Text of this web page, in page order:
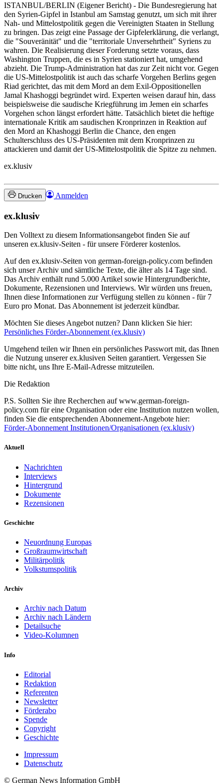
ISTANBUL/BERLIN (Eigener Bericht) - Die Bundesregierung hat
den Syrien-Gipfel in Istanbul am Samstag genutzt, um sich mit ihrer
Nah- und Mittelostpolitik gegen die Vereinigten Staaten in Stellung
zu bringen. Das zeigt eine Passage der Gipfelerklärung, die verlangt,
die "Souveränität" und die "territoriale Unversehrtheit" Syriens zu
wahren. Die Realisierung dieser Forderung setzte voraus, dass
Washington Truppen, die es in Syrien stationiert hat, umgehend
abzieht. Die Trump-Administration hat das zur Zeit nicht vor. Gegen
die US-Mittelostpolitik ist auch das scharfe Vorgehen Berlins gegen
Riad gerichtet, das mit dem Mord an dem Exil-Oppositionellen
Jamal Khashoggi begründet wird. Experten weisen darauf hin, dass
beispielsweise die saudische Kriegführung im Jemen ein scharfes
Vorgehen schon längst erfordert hätte. Tatsächlich bietet die heftige
internationale Kritik am saudischen Kronprinzen in Reaktion auf
den Mord an Khashoggi Berlin die Chance, den engen
Schulterschluss des US-Präsidenten mit dem Kronprinzen zu
attackieren und damit der US-Mittelostpolitik die Spitze zu nehmen.
ex.klusiv
Drucken Anmelden
ex.klusiv
Den Volltext zu diesem Informationsangebot finden Sie auf
unseren ex.klusiv-Seiten - für unsere Förderer kostenlos.
Auf den ex.klusiv-Seiten von german-foreign-policy.com befinden
sich unser Archiv und sämtliche Texte, die älter als 14 Tage sind.
Das Archiv enthält rund 5.000 Artikel sowie Hintergrundberichte,
Dokumente, Rezensionen und Interviews. Wir würden uns freuen,
Ihnen diese Informationen zur Verfügung stellen zu können - für 7
Euro pro Monat. Das Abonnement ist jederzeit kündbar.
Möchten Sie dieses Angebot nutzen? Dann klicken Sie hier:
Persönliches Förder-Abonnement (ex.klusiv)
Umgehend teilen wir Ihnen ein persönliches Passwort mit, das Ihnen
die Nutzung unserer ex.klusiven Seiten garantiert. Vergessen Sie
bitte nicht, uns Ihre E-Mail-Adresse mitzuteilen.
Die Redaktion
P.S. Sollten Sie ihre Recherchen auf www.german-foreign-
policy.com für eine Organisation oder eine Institution nutzen wollen,
finden Sie die entsprechenden Abonnement-Angebote hier:
Förder-Abonnement Institutionen/Organisationen (ex.klusiv)
Aktuell
Nachrichten
Interviews
Hintergrund
Dokumente
Rezensionen
Geschichte
Neuordnung Europas
Großraumwirtschaft
Militärpolitik
Volkstumspolitik
Archiv
Archiv nach Datum
Archiv nach Ländern
Detailsuche
Video-Kolumnen
Info
Editorial
Redaktion
Referenten
Newsletter
Förderabo
Spende
Copyright
Geschichte
Impressum
Datenschutz
© German News Information GmbH